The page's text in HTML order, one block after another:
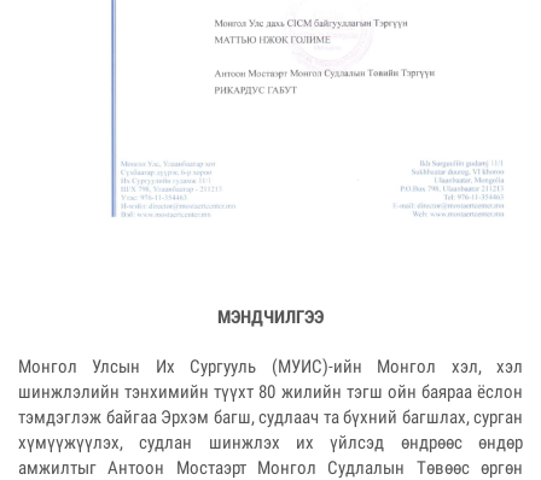
МЭНДЧИЛГЭЭ
Монгол Улсын Их Сургууль (МУИС)-ийн Монгол хэл, хэл
шинжлэлийн тэнхимийн түүхт 80 жилийн тэгш ойн баяраа ёслон
тэмдэглэж байгаа Эрхэм багш, судлаач та бүхний багшлах, сурган
хүмүүжүүлэх, судлан шинжлэх их үйлсэд өндрөөс өндөр
амжилтыг Антоон Мостаэрт Монгол Судлалын Төвөөс өргөн